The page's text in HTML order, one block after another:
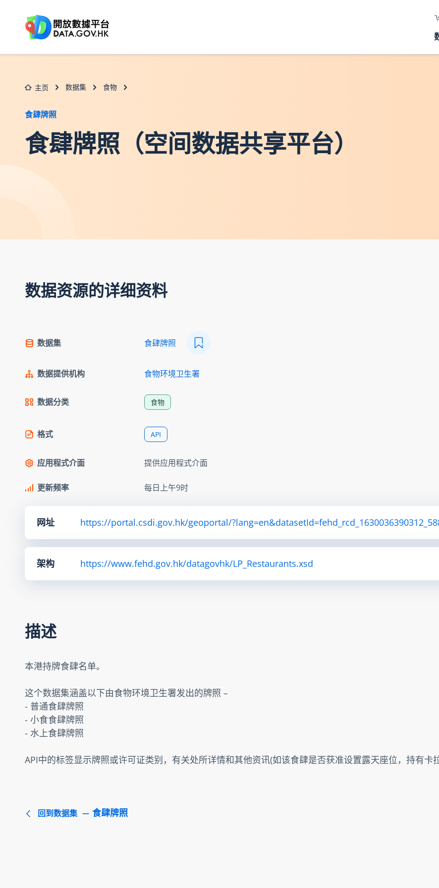
主页 数据集 食物
食肆牌照
食肆牌照（空间数据共享平台）
数据资源的详细资料
数据集 食肆牌照
数据提供机构 食物环境卫生署
数据分类 食物
格式 API
应用程式介面 提供应用程式介面
更新频率 每日上午9时
网址 https://portal.csdi.gov.hk/geoportal/
架构 https://www.fehd.gov.hk/datagovhk/LP_Restaurants.xsd
描述
本港持牌食肆名单。
这个数据集涵盖以下由食物环境卫生署发出的牌照 –
- 普通食肆牌照
- 小食食肆牌照
- 水上食肆牌照
API中的标签显示牌照或许可证类别，有关处所详情和其他资讯(如该食肆是否获准设置露天座位，持有卡
回到数据集 食肆牌照